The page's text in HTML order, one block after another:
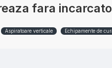
fara
Aspiratoare verticale Echipamente de